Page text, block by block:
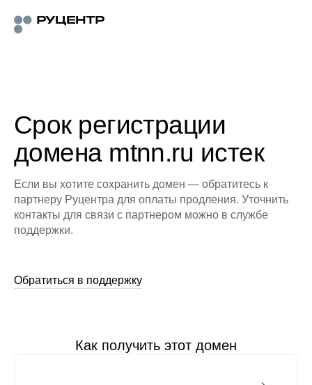
Срок регистрации
домена mtnn.ru истек
Если вы хотите сохранить домен — обратитесь к
партнеру Руцентра для оплаты продления. Уточнить
контакты для связи с партнером можно в службе
поддержки.
Обратиться в поддержку
Как получить этот домен